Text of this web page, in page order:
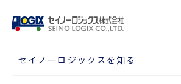
セイノーロジックスを知る